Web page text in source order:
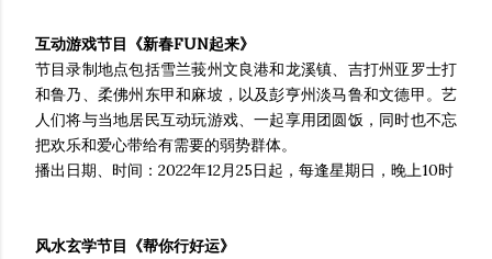
互动游戏节目《新春FUN起来》
节目录制地点包括雪兰莪州文良港和龙溪镇、吉打州亚罗士打
和鲁乃、柔佛州东甲和麻坡，以及彭亨州淡马鲁和文德甲。艺
人们将与当地居民互动玩游戏、一起享用团圆饭，同时也不忘
把欢乐和爱心带给有需要的弱势群体。
播出日期、时间：2022年12月25日起，每逢星期日，晚上10时
风水玄学节目《帮你行好运》